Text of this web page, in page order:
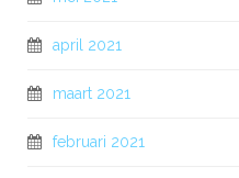
april 2021
maart 2021
februari 2021